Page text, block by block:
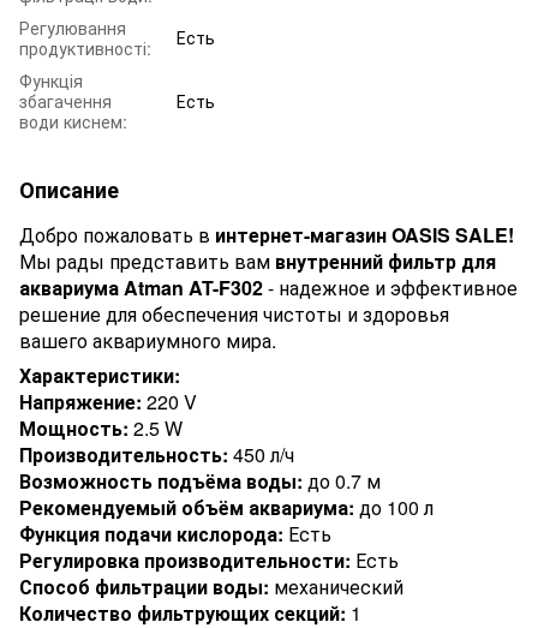
Регулювання
продуктивності:
Есть
Функція
збагачення
води киснем:
Есть
Описание
Добро пожаловать в интернет-магазин OASIS SALE!
Мы рады представить вам внутренний фильтр для
аквариума Atman AT-F302- надежное и эффективное
решение для обеспечения чистоты и здоровья
вашего аквариумного мира.
Характеристики:
Напряжение: 220 V
Мощность: 2.5 W
Производительность: 450 л/ч
Возможность подъёма воды: до 0.7 м
Рекомендуемый объём аквариума: до 100 л
Функция подачи кислорода: Есть
Регулировка производительности: Есть
Способ фильтрации воды: механический
Количество фильтрующих секций: 1